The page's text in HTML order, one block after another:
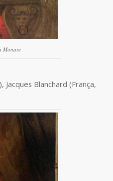
Monare
Blanchard (França,